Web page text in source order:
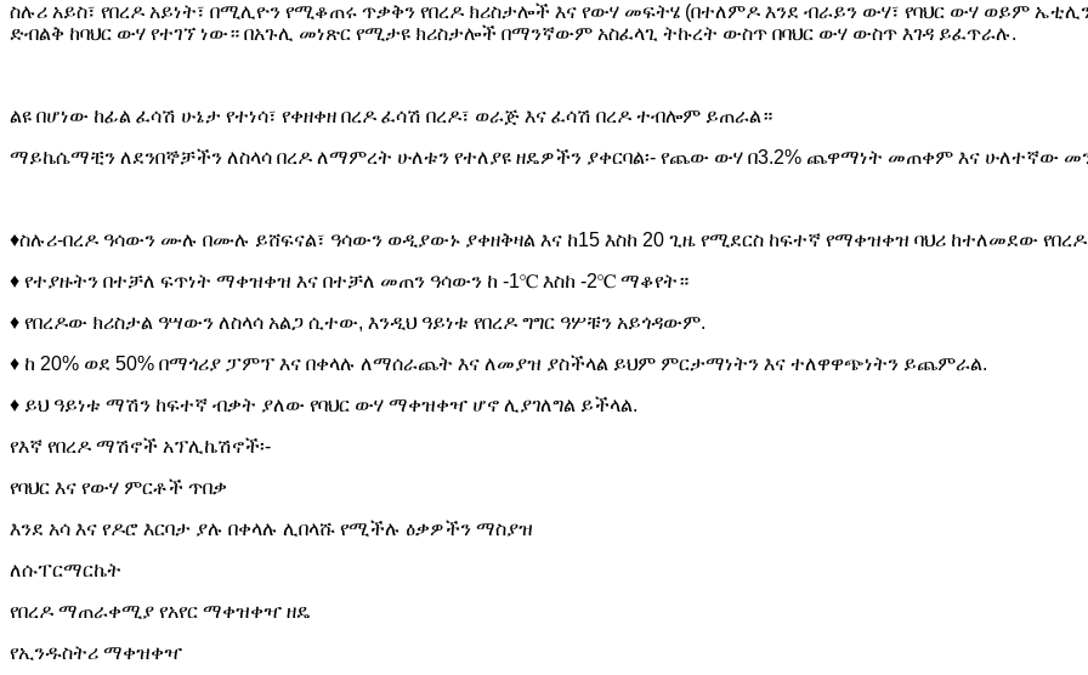
ስሉሪ አይስ፣ የበረዶ አይነት፣ በሚሊዮን የሚቆጠሩ ጥቃቅን የበረዶ ክሪስታሎች እና የውሃ መፍትሄ (በተለምዶ እንደ ብራይን ውሃ፣ የባህር ውሃ ወይም
ድብልቅ ከባህር ውሃ የተገኘ ነው። በአጉሊ መነጽር የሚታዩ ክሪስታሎች በማንኛውም አስፈላጊ ትኩረት ውስጥ በባህር ውሃ ውስጥ እገዳ ይፈጥራሉ.
ልዩ በሆነው ከፊል ፈሳሽ ሁኔታ የተነሳ፣ የቀዘቀዘ በረዶ ፈሳሽ በረዶ፣ ወራጅ እና ፈሳሽ በረዶ ተብሎም ይጠራል።
ማይኬሴማቺን ለደንበኞቻችን ለስላሳ በረዶ ለማምረት ሁለቱን የተለያዩ ዘዴዎችን ያቀርባል፡- የጨው ውሃ በ3.2% ጨዋማነት መጠቀም እና ሁለተኛው
♦ስሉሪ-በረዶ ዓሳውን ሙሉ በሙሉ ይሸፍናል፣ ዓሳውን ወዲያውኑ ያቀዘቅዛል እና ከ15 እስከ 20 ጊዜ የሚደርስ ከፍተኛ የማቀዝቀዝ ባህሪ ከተለመደው የበረዶ
♦ የተያዙትን በተቻለ ፍጥነት ማቀዝቀዝ እና በተቻለ መጠን ዓሳውን ከ -1℃ እስከ -2℃ ማቆየት።
♦ የበረዶው ክሪስታል ዓሣውን ለስላሳ አልጋ ሲተው, እንዲህ ዓይነቱ የበረዶ ግግር ዓሦቹን አይጎዳውም.
♦ ከ 20% ወደ 50% በማጎሪያ ፓምፕ እና በቀላሉ ለማሰራጨት እና ለመያዝ ያስችላል ይህም ምርታማነትን እና ተለዋዋጭነትን ይጨምራል.
♦ ይህ ዓይነቱ ማሽን ከፍተኛ ብቃት ያለው የባህር ውሃ ማቀዝቀዣ ሆኖ ሊያገለግል ይችላል.
የእኛ የበረዶ ማሽኖች አፕሊኬሽኖች፡-
የባህር እና የውሃ ምርቶች ጥበቃ
እንደ አሳ እና የዶሮ እርባታ ያሉ በቀላሉ ሊበላሹ የሚችሉ ዕቃዎችን ማስያዝ
ለሱፐርማርኬት
የበረዶ ማጠራቀሚያ የአየር ማቀዝቀዣ ዘዴ
የኢንዱስትሪ ማቀዝቀዣ